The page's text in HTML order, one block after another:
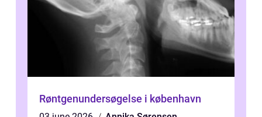
Røntgenundersøgelse i københavn